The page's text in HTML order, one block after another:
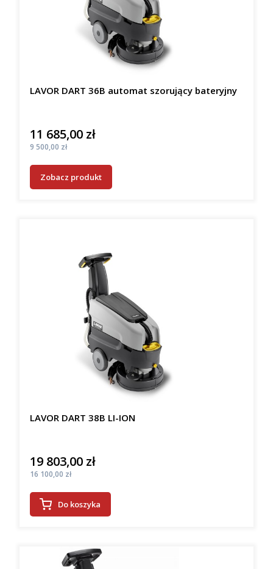
LAVOR DART 36B automat szorujący bateryjny
Cena
11 685,00 zł
Cena
9 500,00 zł
Zobacz produkt
LAVOR DART 38B LI-ION
Cena
19 803,00 zł
Cena
16 100,00 zł
Do koszyka